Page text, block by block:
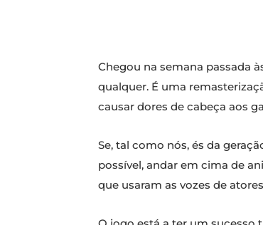
Chegou na semana passada
qualquer. É uma
causar dores de cabeça aos
Se, tal como nós, és da
possível, andar em cima de
que usaram as vozes de